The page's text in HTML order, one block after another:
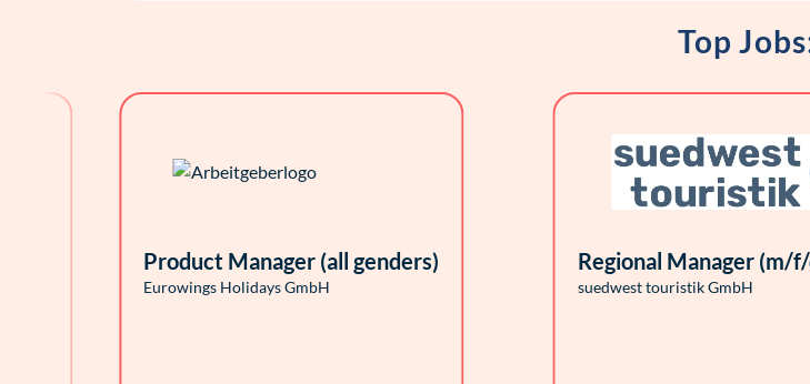
Top
Product Manager (all genders)
Eurowings Holidays GmbH
Regional Manager (m/
suedwest touristik GmbH